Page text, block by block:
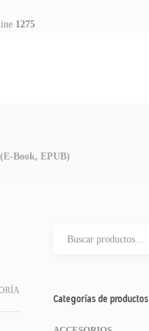
1275
Book, EPUB)
Categorías de productos